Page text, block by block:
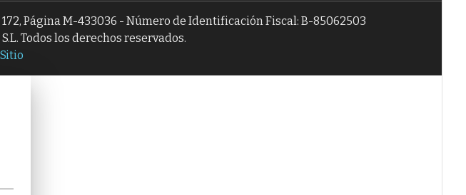
Página M-433036 - Número de Identificación Fiscal: B-85062503
Todos los derechos reservados.